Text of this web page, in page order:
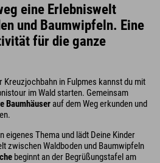
eine Erlebniswelt
und Baumwipfeln. Eine
für die ganze
in Fulpmes kannst du mit
im Wald starten. Gemeinsam
Baumhäuser auf dem Weg erkunden und
eigenes Thema und lädt Deine Kinder
zwischen Waldboden und Baumwipfeln
beginnt an der Begrüßungstafel am